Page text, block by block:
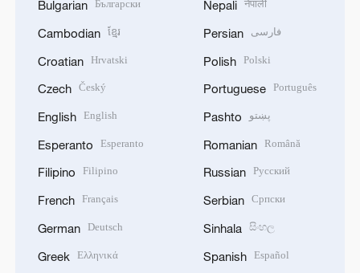
Bulgarian Български
Cambodian ខ្មែរ
Croatian Hrvatski
Czech Český
English English
Esperanto Esperanto
Filipino Filipino
French Français
German Deutsch
Greek Ελληνικά
Nepali नेपाली
Persian فارسی
Polish Polski
Portuguese Português
Pashto پښتو
Romanian Română
Russian Русский
Serbian Српски
Sinhala සිංහල
Spanish Español